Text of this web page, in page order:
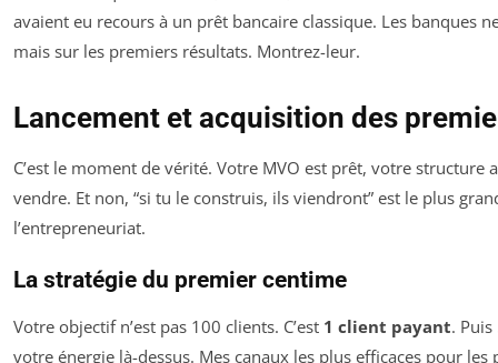
avaient eu recours à un prêt bancaire classique. Les banques
mais sur les premiers résultats. Montrez-leur.
Lancement et acquisition des
C’est le moment de vérité. Votre MVO est prêt, votre structure
vendre. Et non, “si tu le construis, ils viendront” est le plus
l’entrepreneuriat.
La stratégie du premier centime
Votre objectif n’est pas 100 clients. C’est 1 client payant.
votre énergie là-dessus. Mes canaux les plus efficaces pour les